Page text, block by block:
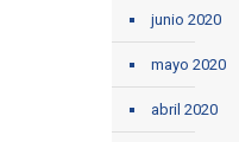
junio 2020
mayo 2020
abril 2020